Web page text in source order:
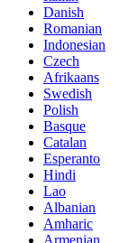
Danish
Romanian
Indonesian
Czech
Afrikaans
Swedish
Polish
Basque
Catalan
Esperanto
Hindi
Lao
Albanian
Amharic
Armenian